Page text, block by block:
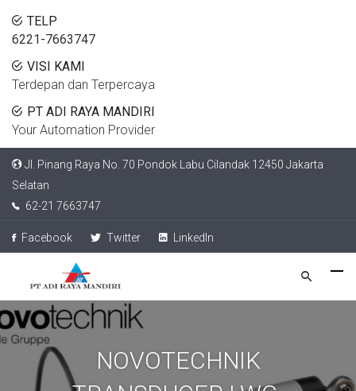
TELP
6221-7663747
VISI KAMI
Terdepan dan Terpercaya
PT ADI RAYA MANDIRI
Your Automation Provider
Jl. Pinang Raya No. 70 Pondok Labu Cilandak 12450 Jakarta
Selatan
62-21 7663747
Facebook Twitter LinkedIn
NOVOTECHNIK